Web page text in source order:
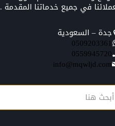
في جميع خدماتنا المقدمة .
جدة – السعودية
0509203361‬‏‬‏
0559945720
info@mqwljd.com